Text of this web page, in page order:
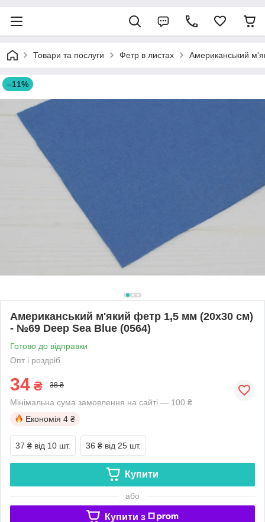
Товари та послуги Фетр в листах Американський
–11%
Американський м'який фетр 1,5 мм (20х30 см)
- №69 Deep Sea Blue (0564)
Готово до відправки
Опт і роздріб
34 ₴ 38 ₴
Мінімальна сума замовлення на сайті — 100 ₴
Економія 4 ₴
37 ₴ від 10 шт. 36 ₴ від 25 шт.
Купити
або
Купити з